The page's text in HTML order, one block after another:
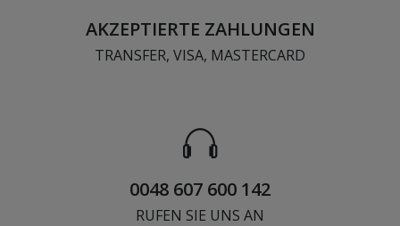
AKZEPTIERTE ZAHLUNGEN
TRANSFER, VISA, MASTERCARD
0048 607 600 142
RUFEN SIE UNS AN